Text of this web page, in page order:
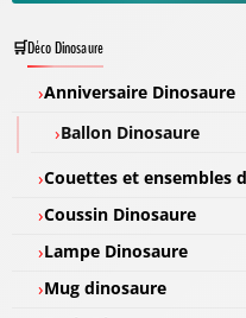
Déco Dinosaure
Anniversaire Dinosaure
Ballon Dinosaure
Couettes et ensembles
Coussin Dinosaure
Lampe Dinosaure
Mug dinosaure